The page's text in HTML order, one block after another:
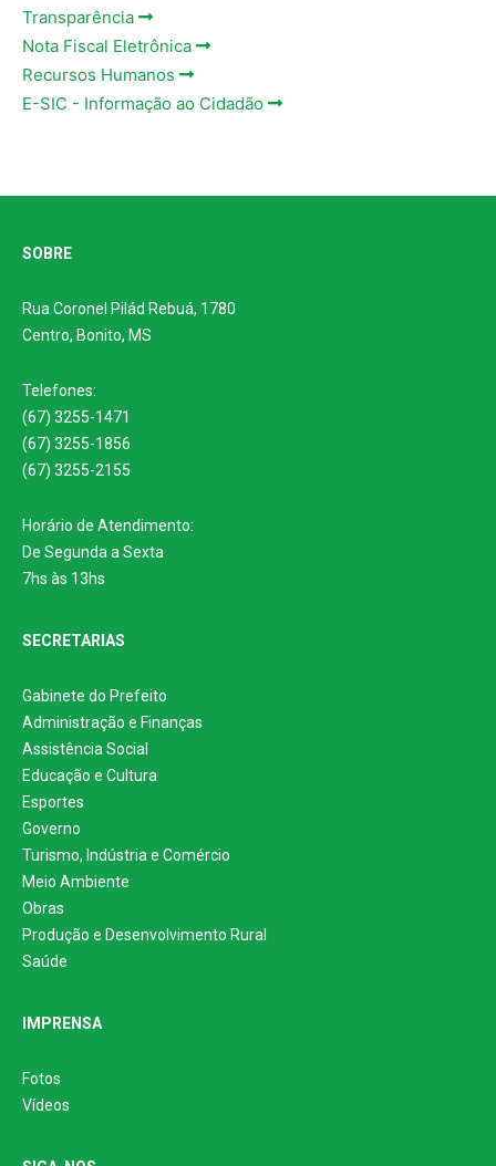
Transparência
Nota Fiscal Eletrônica
Recursos Humanos
E-SIC - Informação ao Cidadão
SOBRE
Rua Coronel Pilád Rebuá, 1780
Centro, Bonito, MS
Telefones:
(67) 3255-1471
(67) 3255-1856
(67) 3255-2155
Horário de Atendimento:
De Segunda a Sexta
7hs às 13hs
SECRETARIAS
Gabinete do Prefeito
Administração e Finanças
Assistência Social
Educação e Cultura
Esportes
Governo
Turismo, Indústria e Comércio
Meio Ambiente
Obras
Produção e Desenvolvimento Rural
Saúde
IMPRENSA
Fotos
Vídeos